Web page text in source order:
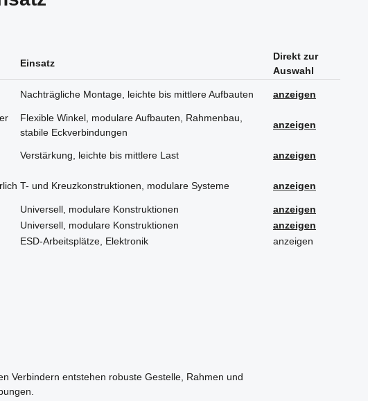
Einsatz
Direkt zur
Auswahl
Nachträgliche Montage, leichte bis mittlere Aufbauten anzeigen
Flexible Winkel, modulare Aufbauten, Rahmenbau,
stabile Eckverbindungen
anzeigen
Verstärkung, leichte bis mittlere Last anzeigen
T- und Kreuzkonstruktionen, modulare Systeme anzeigen
Universell, modulare Konstruktionen
anzeigen
Universell, modulare Konstruktionen
anzeigen
ESD-Arbeitsplätze, Elektronik anzeigen
Verbindern entstehen robuste Gestelle, Rahmen und